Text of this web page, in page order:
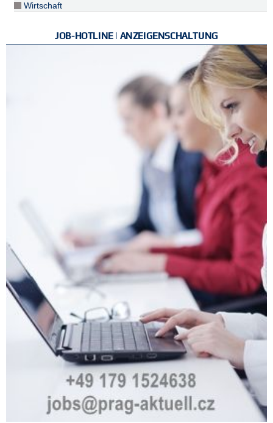
Wirtschaft
JOB-HOTLINE | ANZEIGENSCHALTUNG